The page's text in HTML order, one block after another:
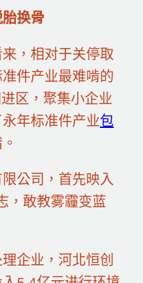
换骨
，相对于关停取
件产业最难啃的
区，聚集小企业
年标准件产业包
公司，首先映入
，敢教雾霾变蓝
企业，河北恒创